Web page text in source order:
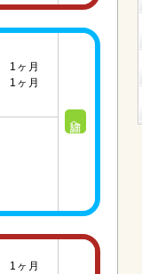
1ヶ月
1ヶ月
詳細へ
1ヶ月